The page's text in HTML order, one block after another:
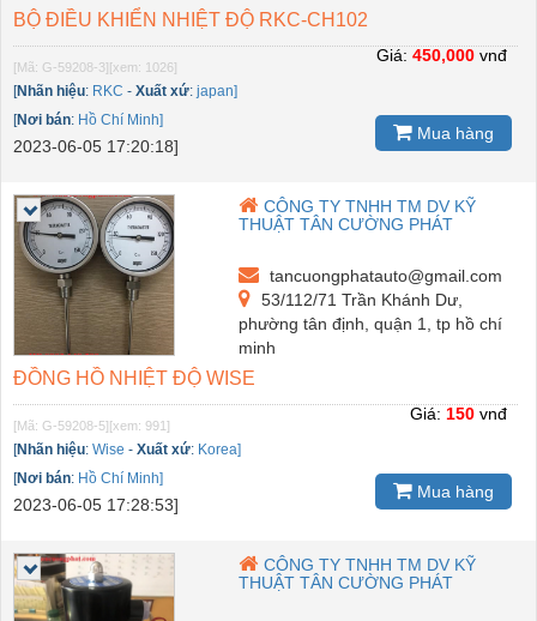
BỘ ĐIỀU KHIỂN NHIỆT ĐỘ RKC-CH102
[Mã: G-59208-3][xem: 1026]
[Nhãn hiệu: RKC - Xuất xứ: japan]
[Nơi bán: Hồ Chí Minh]
2023-06-05 17:20:18]
Giá: 450,000 vnđ
Mua hàng
CÔNG TY TNHH TM DV KỸ
THUẬT TÂN CƯỜNG PHÁT
tancuongphatauto@gmail.com
53/112/71 Trần Khánh Dư,
phường tân định, quận 1, tp hồ chí
minh
ĐỒNG HỒ NHIỆT ĐỘ WISE
[Mã: G-59208-5][xem: 991]
[Nhãn hiệu: Wise - Xuất xứ: Korea]
[Nơi bán: Hồ Chí Minh]
2023-06-05 17:28:53]
Giá: 150 vnđ
Mua hàng
CÔNG TY TNHH TM DV KỸ
THUẬT TÂN CƯỜNG PHÁT